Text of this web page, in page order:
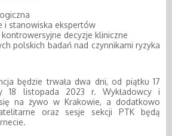
i stanowiska ekspertów
decyzje kliniczne
polskich badań nad czynnikami ryzyka
będzie trwała dwa dni, od piątku 17
18 listopada 2023 r. Wykładowcy i
na żywo w Krakowie, a dodatkowo
oraz sesje sekcji PTK będą